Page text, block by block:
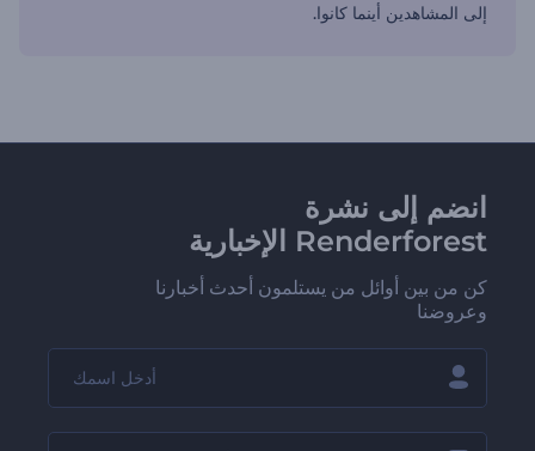
إلى المشاهدين أينما كانوا.
انضم إلى نشرة
Renderforest الإخبارية
كن من بين أوائل من يستلمون أحدث أخبارنا
وعروضنا